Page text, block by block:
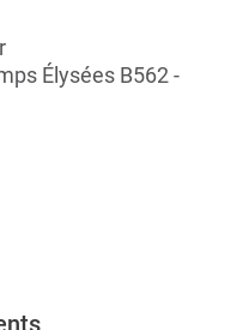
Élysées B562 -